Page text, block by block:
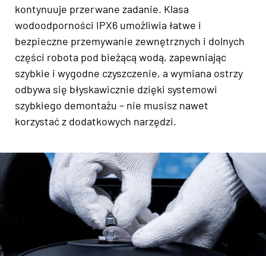
kontynuuje przerwane zadanie. Klasa
wodoodporności IPX6 umożliwia łatwe i
bezpieczne przemywanie zewnętrznych i dolnych
części robota pod bieżącą wodą, zapewniając
szybkie i wygodne czyszczenie, a wymiana ostrzy
odbywa się błyskawicznie dzięki systemowi
szybkiego demontażu – nie musisz nawet
korzystać z dodatkowych narzędzi.